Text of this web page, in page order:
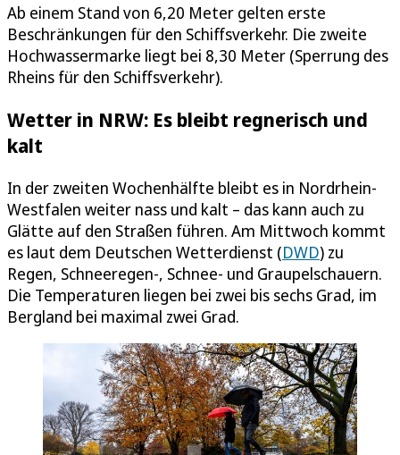
Ab einem Stand von 6,20 Meter gelten erste
Beschränkungen für den Schiffsverkehr. Die zweite
Hochwassermarke liegt bei 8,30 Meter (Sperrung des
Rheins für den Schiffsverkehr).
Wetter in NRW: Es bleibt regnerisch und
kalt
In der zweiten Wochenhälfte bleibt es in Nordrhein-
Westfalen weiter nass und kalt – das kann auch zu
Glätte auf den Straßen führen. Am Mittwoch kommt
es laut dem Deutschen Wetterdienst (DWD) zu
Regen, Schneeregen-, Schnee- und Graupelschauern.
Die Temperaturen liegen bei zwei bis sechs Grad, im
Bergland bei maximal zwei Grad.